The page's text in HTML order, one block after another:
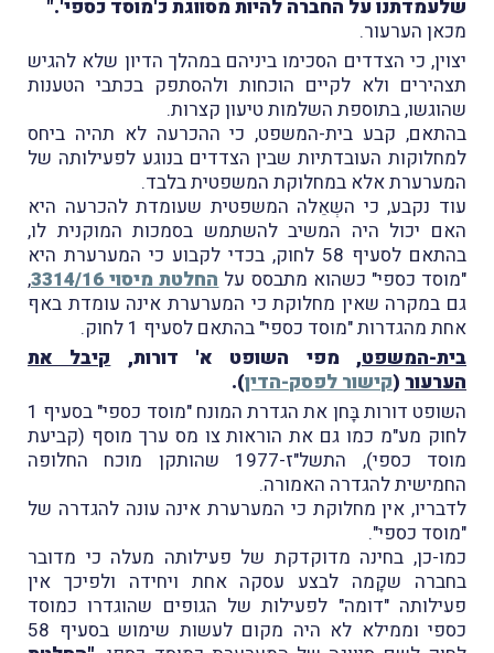
שלעמדתנו על החברה להיות מסווגת כ'מוסד כספי'."
מכאן הערעור.
יצוין, כי הצדדים הסכימו ביניהם במהלך הדיון שלא להגיש
תצהירים ולא לקיים הוכחות ולהסתפק בכתבי הטענות
שהוגשו, בתוספת השלמות טיעון קצרות.
בהתאם, קבע בית-המשפט, כי ההכרעה לא תהיה ביחס
למחלוקות העובדתיות שבין הצדדים בנוגע לפעילותה של
המערערת אלא במחלוקת המשפטית בלבד.
עוד נקבע, כי השְאֵלה המשפטית שעומדת להכרעה היא
האם יכול היה המשיב להשתמש בסמכות המוקנית לו,
בהתאם לסעיף 58 לחוק, בכדי לקבוע כי המערערת היא
"מוסד כספי" כשהוא מתבסס עלהחלטת מיסוי 3314/16
,
גם במקרה שאין מחלוקת כי המערערת אינה עומדת באף
אחת מהגדרות "מוסד כספי" בהתאם לסעיף 1 לחוק.
בית-המשפט, מפי השופט א' דורות,קיבל את
הערעור (קישור לפסק-הדין).
השופט דורות בָּחן את הגדרת המונח "מוסד כספי" בסעיף 1
לחוק מע"מ כמו גם את הוראות צו מס ערך מוסף (קביעת
מוסד כספי), התשל"ז-1977 שהותקן מוכח החלופה
החמישית להגדרה האמורה.
לדבריו, אין מחלוקת כי המערערת אינה עונה להגדרה של
"מוסד כספי".
כמו-כן, בחינה מדוקדקת של פעילותה מעלה כי מדובר
בחברה שקָמה לבצע עסקה אחת ויחידה ולפיכך אין
פעילותה "דומה" לפעילות של הגופים שהוגדרו כמוסד
כספי וממילא לא היה מקום לעשות שימוש בסעיף 58